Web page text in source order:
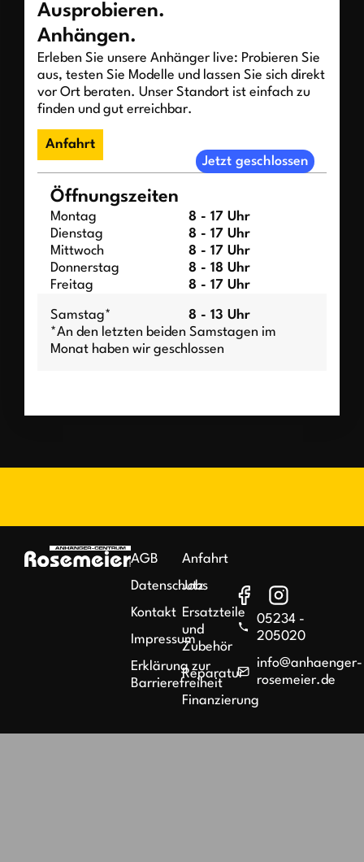
Ausprobieren.
Anhängen.
Erleben Sie unsere Anhänger live: Probieren Sie
aus, testen Sie Modelle und lassen Sie sich direkt
vor Ort beraten. Unser Standort ist einfach zu
finden und gut erreichbar.
Anfahrt
Jetzt geschlossen
Öffnungszeiten
Montag
8 - 17 Uhr
Dienstag
8 - 17 Uhr
Mittwoch
8 - 17 Uhr
Donnerstag
8 - 18 Uhr
Freitag
8 - 17 Uhr
Samstag*
8 - 13 Uhr
*An den letzten beiden Samstagen im
Monat haben wir geschlossen
AGB
Datenschutz
Kontakt
Impressum
Erklärung zur
Barrierefreiheit
Anfahrt
Jobs
Ersatzteile
und
Zubehör
Reparatur
Finanzierung
05234 -
205020
info@anhaenger-
rosemeier.de